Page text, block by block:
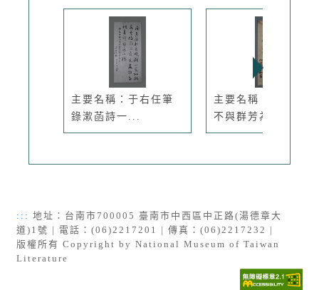
主要名稱：于右任筆
錄漱菡詩一...
主要名稱：無題名：
不與群芳為...
::: 地址：台南市700005 臺南市中西區中正路(湯德章大
道)1號 | 電話：(06)2217201 | 傳真：(06)2217232 |
版權所有 Copyright by National Museum of Taiwan
Literature